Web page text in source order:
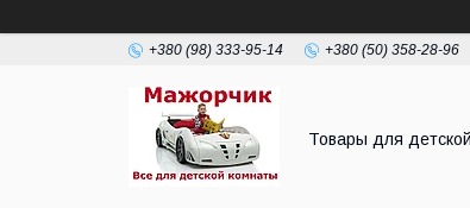
+380 (98) 333-95-14 +380 (50) 358-28-96
Товары для